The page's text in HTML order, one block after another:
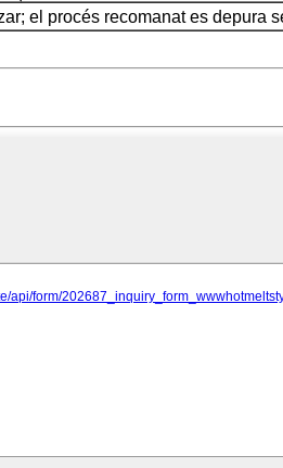
el procés recomanat es depura